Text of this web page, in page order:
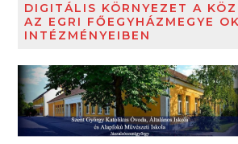
DIGITÁLIS KÖRNYEZET A
AZ EGRI FŐEGYHÁZMEGYE
INTÉZMÉNYEIBEN